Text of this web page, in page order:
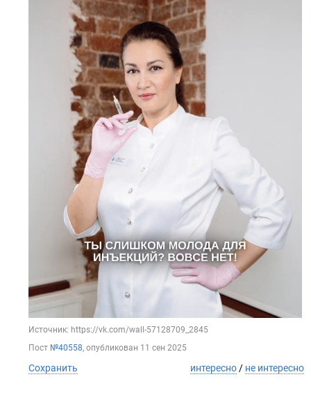
Источник: https://vk.com/wall-57128709_2845
Пост №40558, опубликован 11 сен 2025
Сохранить интересно / не интересно